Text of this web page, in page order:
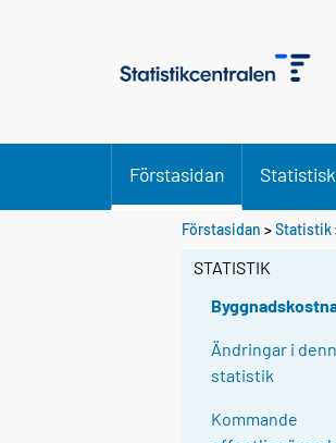
Förstasidan
Förstasidan >Statistik
STATISTIK
Ändringar i
statistik
Kommande